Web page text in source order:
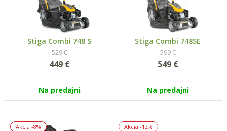
Stiga Combi 748 S
529 €
449 €
Na predajni
Stiga Combi 748SE
599 €
549 €
Na predajni
Akcia -8% Akcia -12%